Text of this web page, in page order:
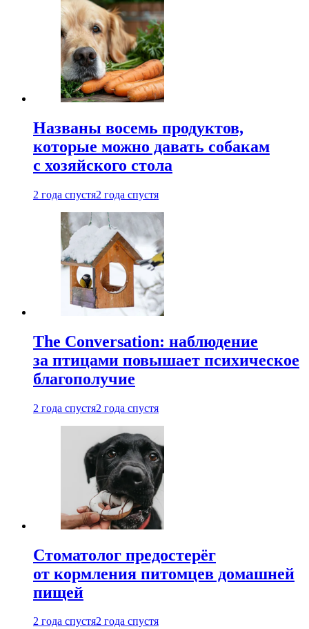
Названы восемь продуктов,
которые можно давать собакам
с хозяйского стола
2 года спустя2 года спустя
The Conversation: наблюдение
за птицами повышает психическое
благополучие
2 года спустя2 года спустя
Стоматолог предостерёг
от кормления питомцев домашней
пищей
2 года спустя2 года спустя